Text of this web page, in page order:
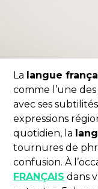
La langue
comme l’une
avec ses
expressions
quotidien, la
tournures de
confusion. À
FRANÇAIS dans